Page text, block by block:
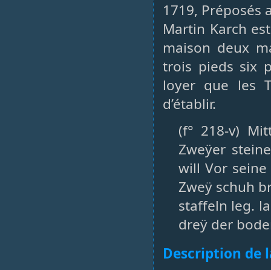
1719, Préposés
Martin Karch
maison deux
trois pieds six
loyer que les
d’établir.
(f° 218-v)
Zweÿer
will Vor
Zweÿ schuh
staffeln leg.
dreÿ der
Description de